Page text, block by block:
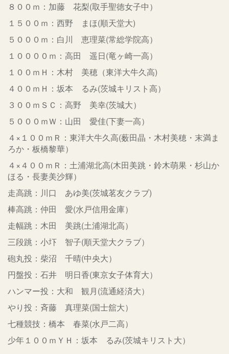
８００ｍ：加藤 花梨(取手聖徳女子中）
１５００ｍ：西野 まほ(順天堂大)
５０００ｍ：白川 恵理菜(常総学院高）
１００００ｍ：高田 遥日(竜ヶ崎一高）
１００ｍＨ：木村 美穂（東洋大牛久高)
４００ｍＨ：坂本 るみ(茨城キリスト高）
３００ｍＳＣ：高野 美幸(茨城大）
５０００ｍＷ：山田 愛佳(下妻一高）
４×１００ｍＲ：東洋大牛久高(薮田晶・木村美穂・末満ま
ろか・板橋黎華）
４×４００ｍＲ：土浦湖北高(木田美跳・鈴木萌果・杉山か
ほる・長妻美沙輝）
走高跳：川口 あゆ美(茨城茗友クラブ)
棒高跳：仲田 愛(水戸信用金庫）
走幅跳：木田 美跳(土浦湖北高）
三段跳：小圷 智子(順天堂大クラブ）
砲丸投：柴沼 千晴(中央大）
円盤投：石井 明日香(東京女子体育大）
ハンマー投：大和 観月(流通経済大）
やり投：斉藤 真理菜(国士舘大）
七種競技：橋本 春菜(水戸二高）
少年１００ｍＹＨ：坂本 るみ(茨城キリスト大）